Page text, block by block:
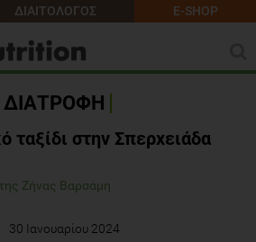
ΔΙΑΙΤΟΛΟΓΟΣ E-SHOP
ΔΙΑΤΡΟΦΗ
ταξίδι στην Σπερχειάδα
της Ζήνας Βαρσάμη
30 Ιανουαρίου 2024